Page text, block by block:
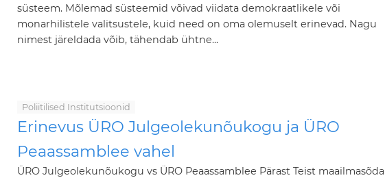
süsteem. Mõlemad süsteemid võivad viidata demokraatlikele või
monarhilistele valitsustele, kuid need on oma olemuselt erinevad. Nagu
nimest järeldada võib, tähendab ühtne...
Poliitilised Institutsioonid
Erinevus ÜRO Julgeolekunõukogu ja ÜRO
Peaassamblee vahel
ÜRO Julgeolekunõukogu vs ÜRO Peaassamblee Pärast Teist maailmasõda